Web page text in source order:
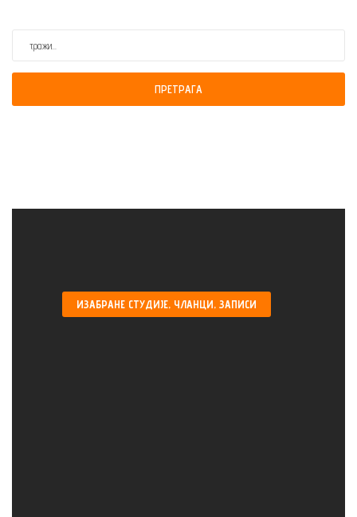
ПРЕТРАГА
ИЗАБРАНЕ СТУДИЈЕ, ЧЛАНЦИ, ЗАПИСИ